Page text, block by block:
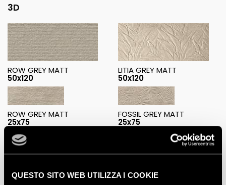
QUESTO SITO WEB UTILIZZA I COOKIE
3D
ROW GREY MATT
50x120
LITIA GREY MATT
50x120
ROW GREY MATT
25x75
FOSSIL GREY MATT
25x75
Decorations